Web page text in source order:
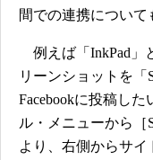
間での連携について
例えば「InkPad」
リーンショットを「
Facebookに投稿し
ル・メニューから［
より、右側からサイ